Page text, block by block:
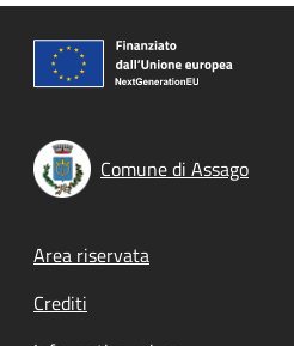
Comune di Assago
Footer menu
Area riservata
Crediti